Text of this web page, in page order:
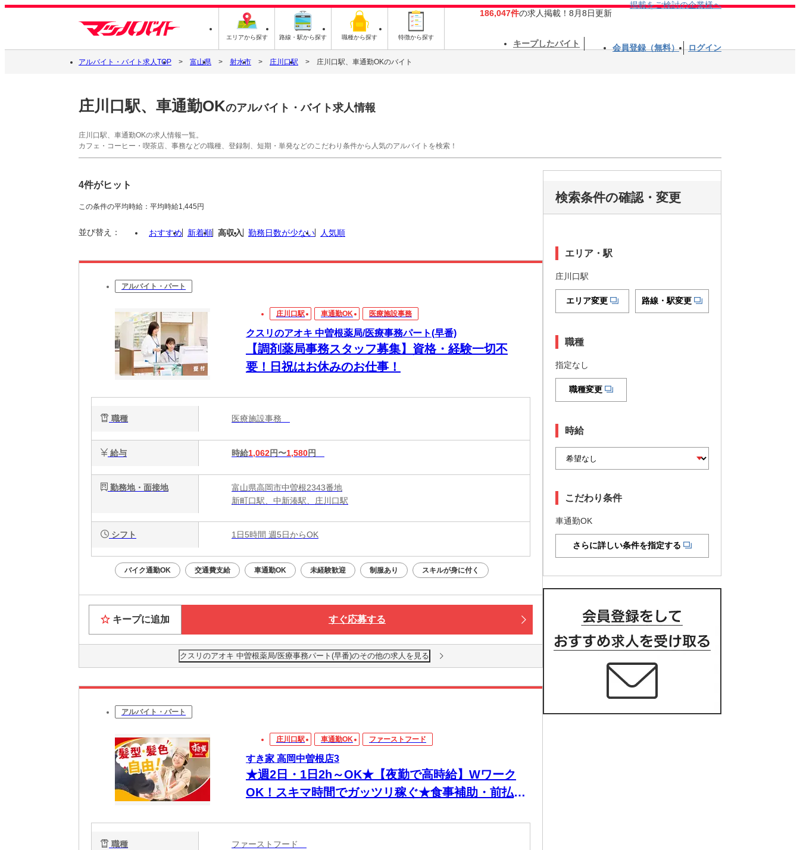
エリアから探す 路線・駅から探す 職種から探す 特徴から探す
186,047件の求人掲載！8月8日更新
掲載をご検討の企業様へ
キープしたバイト 会員登録（無料） ログイン
アルバイト・バイト求人TOP 富山県 射水市 庄川口駅 庄川口駅、車通勤OKのバイト
庄川口駅、車通勤OKのアルバイト・バイト求人情報
庄川口駅、車通勤OKの求人情報一覧。
カフェ・コーヒー・喫茶店、事務などの職種、登録制、短期・単発などのこだわり条件から人気のアルバイトを検索！
4件がヒット
この条件の平均時給：平均時給1,445円
並び替え： おすすめ 新着順 高収入 勤務日数が少ない 人気順
アルバイト・パート
庄川口駅 車通勤OK 医療施設事務
クスリのアオキ 中曽根薬局/医療事務パート(早番)
【調剤薬局事務スタッフ募集】資格・経験一切不
要！日祝はお休みのお仕事！
職種 医療施設事務
給与 時給1,062円〜1,580円
勤務地・面接地
富山県高岡市中曽根2343番地
新町口駅、中新湊駅、庄川口駅
シフト 1日5時間 週5日からOK
バイク通勤OK 交通費支給 車通勤OK 未経験歓迎 制服あり スキルが身に付く
キープに追加 すぐ応募する
クスリのアオキ 中曽根薬局/医療事務パート(早番)のその他の求人を見る
アルバイト・パート
庄川口駅 車通勤OK ファーストフード
すき家 高岡中曽根店3
★週2日・1日2h～OK★【夜勤で高時給】Wワーク
OK！スキマ時間でガッツリ稼ぐ★食事補助・前払い
職種 ファーストフード
検索条件の確認・変更
エリア・駅
庄川口駅
エリア変更 路線・駅変更
職種
指定なし
職種変更
時給
こだわり条件
車通勤OK
さらに詳しい条件を指定する